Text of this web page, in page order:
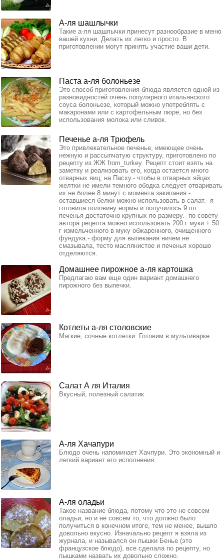
А-ля шашлычки
Такие а-ля шашлычки принесут разнообразие в меню
вашей кухни. Делать их легко и просто. В
приготовлении могут принять участие ваши дети.
Паста а-ля болоньезе
Это способ приготовления блюда является одной из
разновидностей очень популярного итальянского
соуса болоньезе, который можно употреблять с
макаронами или с картофельным пюре, но без
использования молока или сливок.
Печенье а-ля Трюфель
Это привлекательное печенье, имеющее очень
нежную и рассыпчатую структуру, приготовлено по
рецепту из ЖЖ from_turkey. Рецепт стоит взять на
заметку и реализовать его, когда остается много
отварных яиц, на Пасху.- чтобы в отварных яйцах
желтки не имели темного ободка следует отваривать
их не более 8 минут с момента закипания.-
оставшиеся белки можно использовать в салат.- я
готовила половину нормы и получилось 9 шт
печенья достаточно крупных по размеру.- по совету
автора рецепта можно использовать 200 г муки + 50
г измельченного в муку обжаренного, очищенного
фундука.- форму для выпекания ничем не
смазывала, тесто маслянистое и печенья хорошо
отделяются.
Домашнее пирожное а-ля картошка
Предлагаю вам еще один вариант домашнего
пирожного без выпечки.
Котлеты а-ля столовские
Мягкие, сочные котлетки. Готовим в мультиварке.
Салат А ля Италия
Вкусный, полезный салатик
А-ля Хачапури
Блюдо очень напоминает Хачпури. Это экономный и
легкий вариант его исполнения.
А-ля оладьи
Такое название блюда, потому что это не совсем
оладьи, но и не совсем то, что должно было
получиться в конечном итоге, тем не менее, вышло
довольно вкусно. Изначально рецепт я взяла из
журнала, и назывался он пышки Бенье (это
французское блюдо), все сделала по рецепту, но
пышками назвать их довольно сложно.